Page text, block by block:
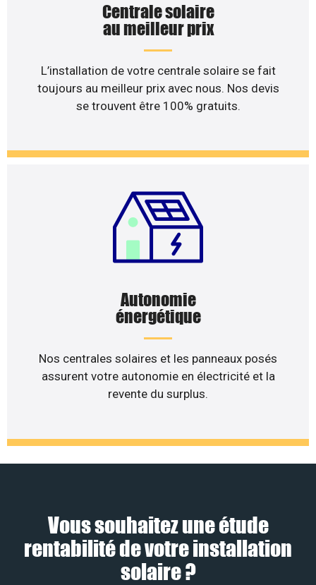
Centrale solaire
au meilleur prix
L’installation de votre centrale solaire se fait
toujours au meilleur prix avec nous. Nos devis
se trouvent être 100% gratuits.
Autonomie
énergétique
Nos centrales solaires et les panneaux posés
assurent votre autonomie en électricité et la
revente du surplus.
Vous souhaitez une étude
rentabilité de votre installation
solaire ?